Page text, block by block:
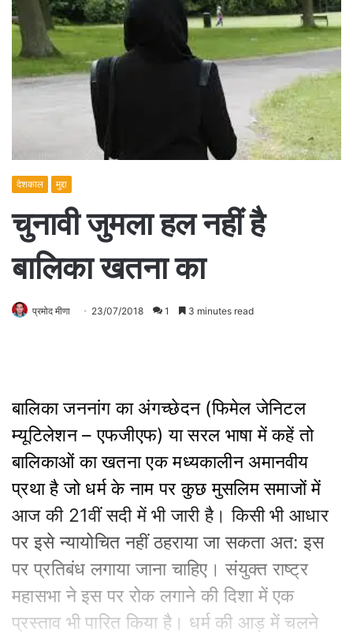
देशकाल मुद्दा
चुनावी जुमला हल नहीं है
बालिका खतना का
प्रमोद मीणा 23/07/2018 1 3 minutes read
बालिका जननांग का अंगच्‍छेदन (फिमेल जेनिटल
म्‍यूटिलेशन – एफजीएफ) या सरल भाषा में कहें तो
बालिकाओं का खतना एक मध्‍यकालीन अमानवीय
प्रथा है जो धर्म के नाम पर कुछ मुसलिम समाजों में
आज की 21वीं सदी में भी जारी है। किसी भी आधार
पर इसे न्‍यायोचित नहीं ठहराया जा सकता अत: इस
पर प्रतिबंध लगाया जाना चाहिए। संयुक्‍त राष्‍ट्र
महासभा ने इस पर रोक लगाने की दिशा में एक
प्रस्‍ताव भी पारित किया है। धर्म की आड़ में चलने